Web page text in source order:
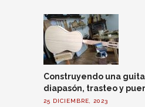
Construyendo una
diapasón, trasteo y
25 DICIEMBRE, 2023